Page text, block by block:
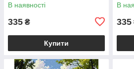
В наявності
335 ₴
Купити
В
335